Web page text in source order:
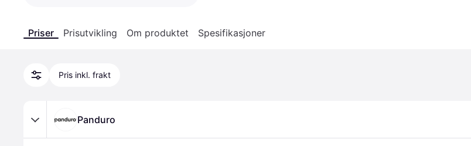
Priser Prisutvikling Om produktet Spesifikasjoner
Pris inkl. frakt
Panduro